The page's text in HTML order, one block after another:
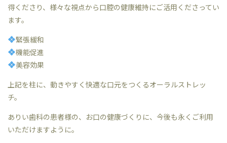
得くださり、様々な視点から口腔の健康維持にご活用くださってい
ます。
緊張緩和
機能促進
美容効果
上記を柱に、動きやすく快適な口元をつくるオーラルストレッ
チ。
ありい歯科の患者様の、お口の健康づくりに、今後も永くご利用
いただけますように。